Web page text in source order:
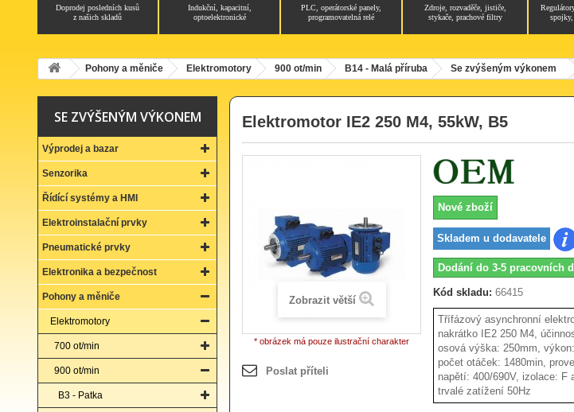
Doprodej posledních kusů
z našich skladů
Indukční, kapacitní,
optoelektronické
PLC, operátorské panely,
programovatelná relé
Zdroje, rozvaděče, jističe,
stykače, prachové filtry
Pohony a měniče Elektromotory 900 ot/min B14 - Malá příruba Se zvýšeným výkonem
SE ZVÝŠENÝM VÝKONEM
Výprodej a bazar
Senzorika
Řídící systémy a HMI
Elektroinstalační prvky
Pneumatické prvky
Elektronika a bezpečnost
Pohony a měniče
Elektromotory
700 ot/min
900 ot/min
B3 - Patka
Elektromotor IE2 250 M4, 55kW, B5
Zobrazit větší
* obrázek má pouze ilustrační charakter
Poslat příteli
Nové zboží
Skladem u dodavatele
Dodání do 3-5 pracovních
Kód skladu: 66415
Třífázový asynchronní
nakrátko IE2 250 M4,
osová výška: 250mm,
počet otáček: 1480min,
napětí: 400/690V, izolace: F
trvalé zatížení 50Hz